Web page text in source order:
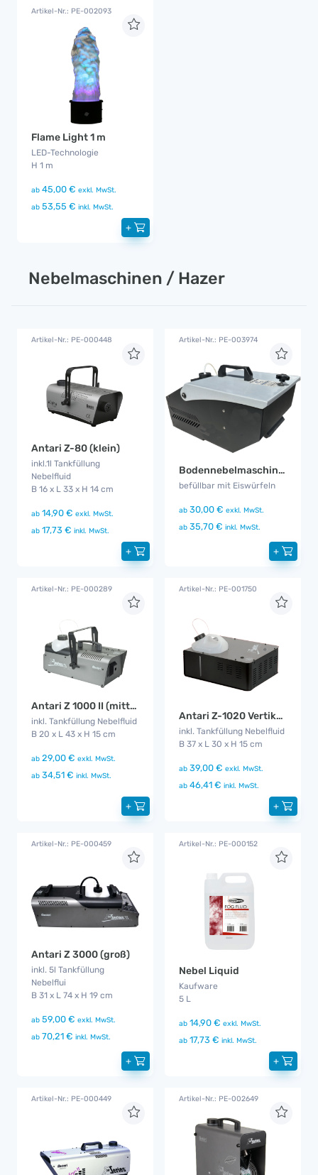
Artikel-Nr.: PE-002093
Flame Light 1 m
LED-Technologie
H 1 m
ab 45,00 € exkl. MwSt.
ab 53,55 € inkl. MwSt.
+
Nebelmaschinen / Hazer
Artikel-Nr.: PE-000448
Antari Z-80 (klein)
inkl.1l Tankfüllung
Nebelfluid
B 16 x L 33 x H 14 cm
ab 14,90 € exkl. MwSt.
ab 17,73 € inkl. MwSt.
+
Artikel-Nr.: PE-003974
Bodennebelmaschine Foggy CS
befüllbar mit Eiswürfeln
ab 30,00 € exkl. MwSt.
ab 35,70 € inkl. MwSt.
+
Artikel-Nr.: PE-000289
Antari Z 1000 II (mittel)
inkl. Tankfüllung Nebelfluid
B 20 x L 43 x H 15 cm
ab 29,00 € exkl. MwSt.
ab 34,51 € inkl. MwSt.
+
Artikel-Nr.: PE-001750
Antari Z-1020 Vertikal Fog Jet
inkl. Tankfüllung Nebelfluid
B 37 x L 30 x H 15 cm
ab 39,00 € exkl. MwSt.
ab 46,41 € inkl. MwSt.
+
Artikel-Nr.: PE-000459
Antari Z 3000 (groß)
inkl. 5l Tankfüllung
Nebelflui
B 31 x L 74 x H 19 cm
ab 59,00 € exkl. MwSt.
ab 70,21 € inkl. MwSt.
+
Artikel-Nr.: PE-000152
Nebel Liquid
Kaufware
5 L
ab 14,90 € exkl. MwSt.
ab 17,73 € inkl. MwSt.
+
Artikel-Nr.: PE-000449 Artikel-Nr.: PE-002649